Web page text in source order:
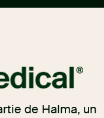
de Halma, un